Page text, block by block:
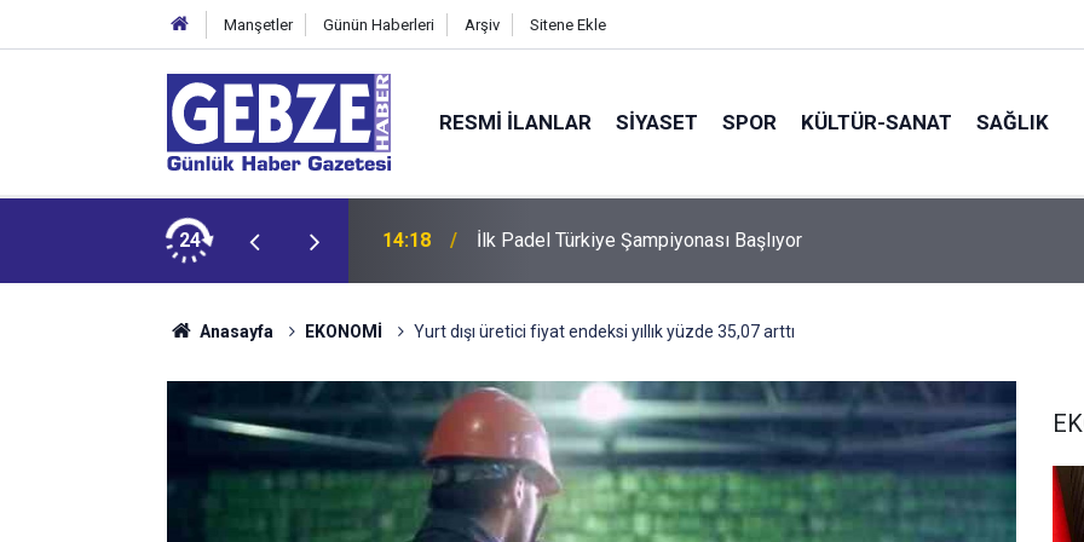
Manşetler Günün Haberleri Arşiv Sitene Ekle
RESMI İLANLAR SİYASET SPOR KÜLTÜR-SANAT SAĞLIK
24 14:18 İlk Padel Türkiye Şampiyonası Başlıyor
Anasayfa EKONOMİ Yurt dışı üretici fiyat endeksi yıllık yüzde 35,07 arttı